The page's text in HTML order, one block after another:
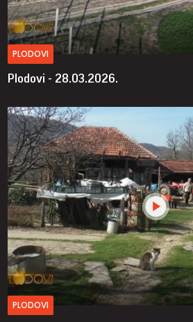
PLODOVI
Plodovi - 28.03.2026.
PLODOVI